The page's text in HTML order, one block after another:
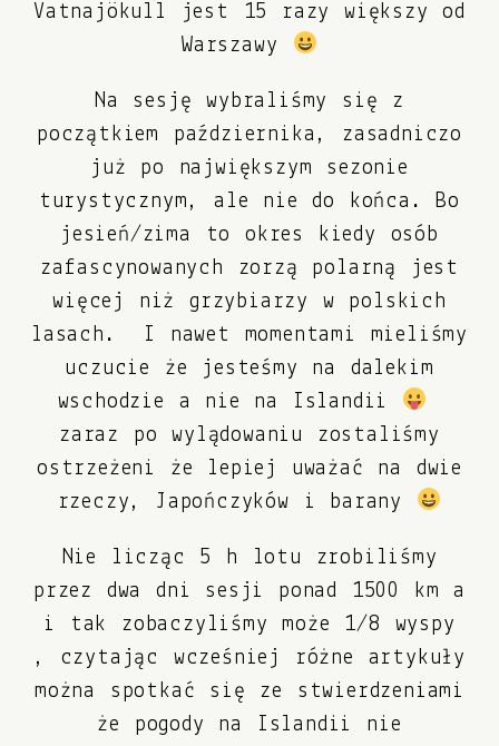
Vatnajökull jest 15 razy większy od
Warszawy
Na sesję wybraliśmy się z
początkiem października, zasadniczo
już po największym sezonie
turystycznym, ale nie do końca. Bo
jesień/zima to okres kiedy osób
zafascynowanych zorzą polarną jest
więcej niż grzybiarzy w polskich
lasach. I nawet momentami mieliśmy
uczucie że jesteśmy na dalekim
wschodzie a nie na Islandii
zaraz po wylądowaniu zostaliśmy
ostrzeżeni że lepiej uważać na dwie
rzeczy, Japończyków i barany
Nie licząc 5 h lotu zrobiliśmy
przez dwa dni sesji ponad 1500 km a
i tak zobaczyliśmy może 1/8 wyspy
, czytając wcześniej różne artykuły
można spotkać się ze stwierdzeniami
że pogody na Islandii nie